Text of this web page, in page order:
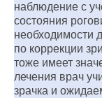
наблюдение с
состояния
необходимости
по коррекции
тоже имеет
лечения врач
зрачка и